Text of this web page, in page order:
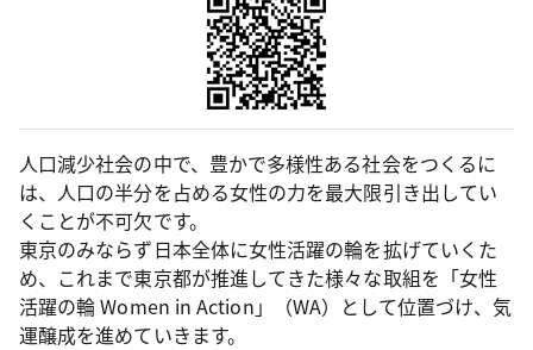
人口減少社会の中で、豊かで多様性ある社会をつくるに
は、人口の半分を占める女性の力を最大限引き出してい
くことが不可欠です。
東京のみならず日本全体に女性活躍の輪を拡げていくた
め、これまで東京都が推進してきた様々な取組を「女性
活躍の輪 Women in Action」（WA）として位置づけ、気
運醸成を進めていきます。